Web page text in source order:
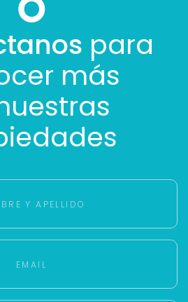
para
más
Cancelar
la mejor experiencia.
podemos responderte mejor y